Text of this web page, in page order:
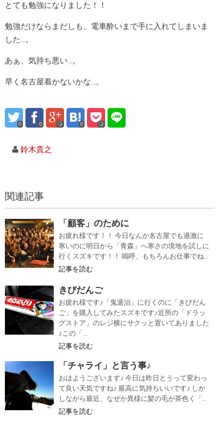
とても勉強になりました！！
勉強だけならまだしも、電車酔いまで手に入れてしまいま
した…。
あぁ、気持ち悪い…。
早く名古屋着かないかな…。
0 0 0
鈴木貴之
関連記事
「顧客」のために
お疲れ様です！！ 今日なんか名古屋でも過激に
寒いのに明日から「青森」へ寒さの境地を試しに
行くスズキです！！ 嗚呼、もちろんお仕事でね...
記事を読む
きびだんご
お疲れ様です♪「鬼退治」に行くのに「きびだん
ご」を購入してみたスズキです♪近所の「ドラッ
グストア」のレジ横にサクッと置いてありました
♪この「...
記事を読む
「チャライ」と言う事♪
おはようございます♪ 今日は昨日とうって変わっ
て良い天気ですね♪ 最高に気持ちいいです♪ しか
しながら最近、なぜか異様に髪の毛が茶色く「...
記事を読む